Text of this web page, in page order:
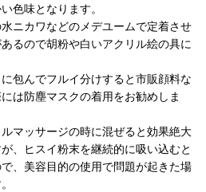
色味となります。
ニカワなどのメデユームで定着させ
るので胡粉や白いアクリル絵の具に
包んでフルイ分けすると市販顔料な
は防塵マスクの着用をお勧めしま
マッサージの時に混ぜると効果絶大
、ヒスイ粉末を継続的に吸い込むと
、美容目的の使用で問題が起きた場